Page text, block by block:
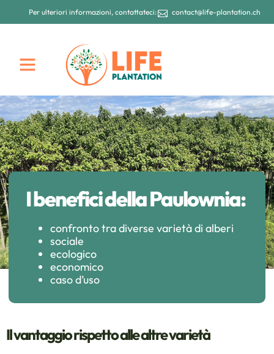
Per ulteriori informazioni, contattateci: contact@life-plantation.ch
I benefici della Paulownia:
confronto tra diverse varietà di alberi
sociale
ecologico
economico
caso d’uso
Il vantaggio rispetto alle altre varietà